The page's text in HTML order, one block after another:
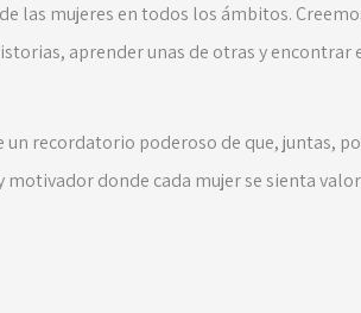
las mujeres en todos los ámbitos.
aprender unas de otras y encontrar
recordatorio poderoso de que, juntas,
donde cada mujer se sienta